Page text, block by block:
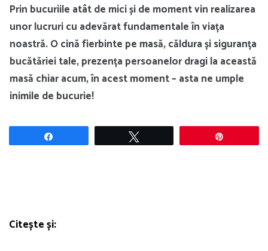
Prin bucuriile atât de mici și de moment vin realizarea
unor lucruri cu adevărat fundamentale în viața
noastră. O cină fierbinte pe masă, căldura și siguranța
bucătăriei tale, prezența persoanelor dragi la această
masă chiar acum, în acest moment – asta ne umple
inimile de bucurie!
Citește și: